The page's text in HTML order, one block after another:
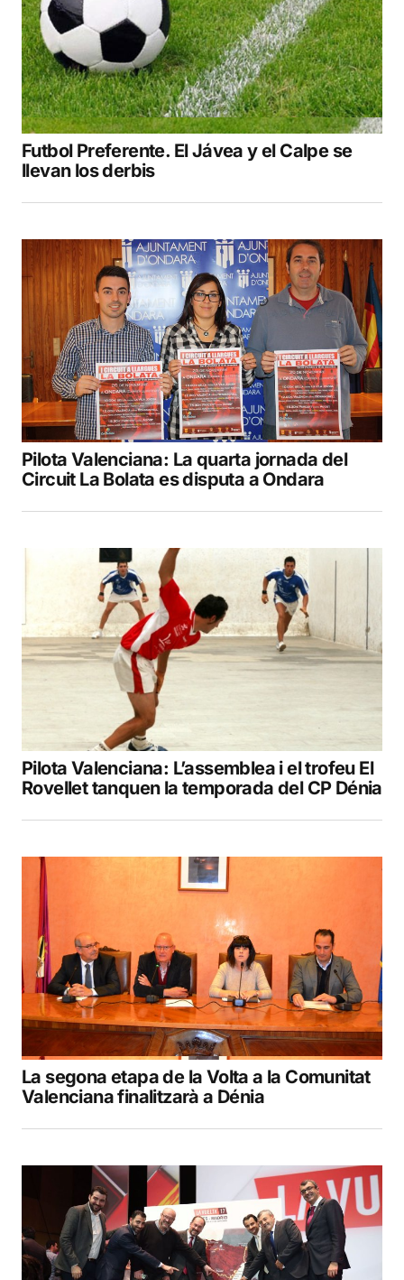
Your E-mail*
Guarda mi nombre, correo electrónico y web
en este navegador para la próxima vez que
comente.
COMENTAR
Futbol Preferente. El Jávea y el Calpe se
llevan los derbis
Pilota Valenciana: La quarta jornada del
Circuit La Bolata es disputa a Ondara
Pilota Valenciana: L’assemblea i el trofeu El
Rovellet tanquen la temporada del CP Dénia
La segona etapa de la Volta a la Comunitat
Valenciana finalitzarà a Dénia